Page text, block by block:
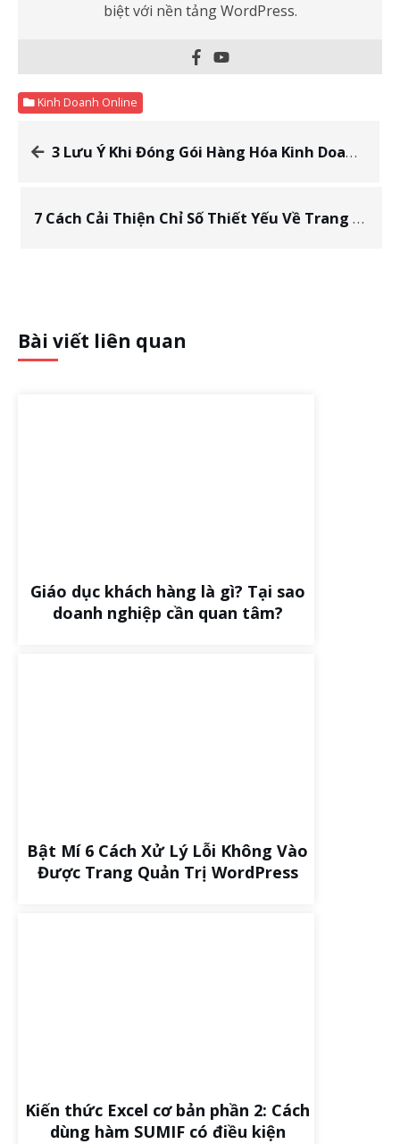
biệt với nền tảng WordPress.
Kinh Doanh Online
3 Lưu Ý Khi Đóng Gói Hàng Hóa Kinh Doanh Online Ít Người Biết
7 Cách Cải Thiện Chỉ Số Thiết Yếu Về Trang Web Nhanh Chóng
Bài viết liên quan
Giáo dục khách hàng là gì? Tại sao
doanh nghiệp cần quan tâm?
Bật Mí 6 Cách Xử Lý Lỗi Không Vào
Được Trang Quản Trị WordPress
Kiến thức Excel cơ bản phần 2: Cách
dùng hàm SUMIF có điều kiện